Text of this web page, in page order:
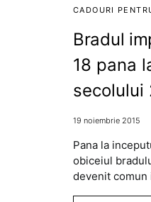
CADOURI
Bradul
18 pana
secolului
19 noiembrie 2015
Pana la
obiceiul
devenit